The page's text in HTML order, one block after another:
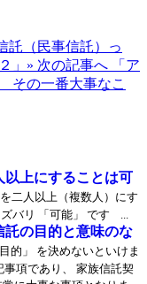
託（民事信託）っ
」 » 次の記事へ 「ア
その一番大事なこ
以上にすることは可
二人以上（複数人）にす
リ 「可能」 です ...
託の目的と意味のな
的」 を決めないといけま
項であり、 家族信託契